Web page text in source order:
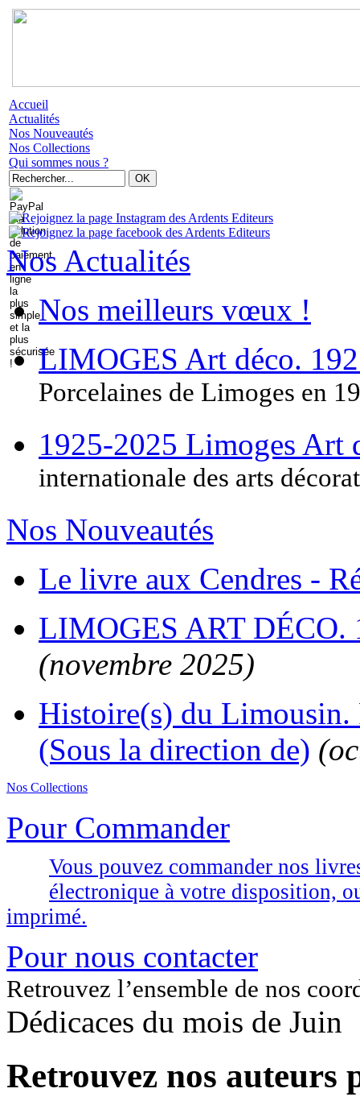
Accueil
Actualités
Nos Nouveautés
Nos Collections
Qui sommes nous ?
Nos Actualités
Nos meilleurs vœux !
LIMOGES Art déco.
Porcelaines de Limoges en
1925-2025 Limoges Art
internationale des arts
Nos Nouveautés
Le livre aux Cendres -
LIMOGES ART
(novembre 2025)
Histoire(s) du Limousin.
(Sous la direction de)
Nos Collections
Pour Commander
Vous pouvez commander nos
électronique à votre disposition,
imprimé.
Pour nous contacter
Retrouvez l’ensemble de nos
Dédicaces du mois de Juin
Retrouvez nos auteurs